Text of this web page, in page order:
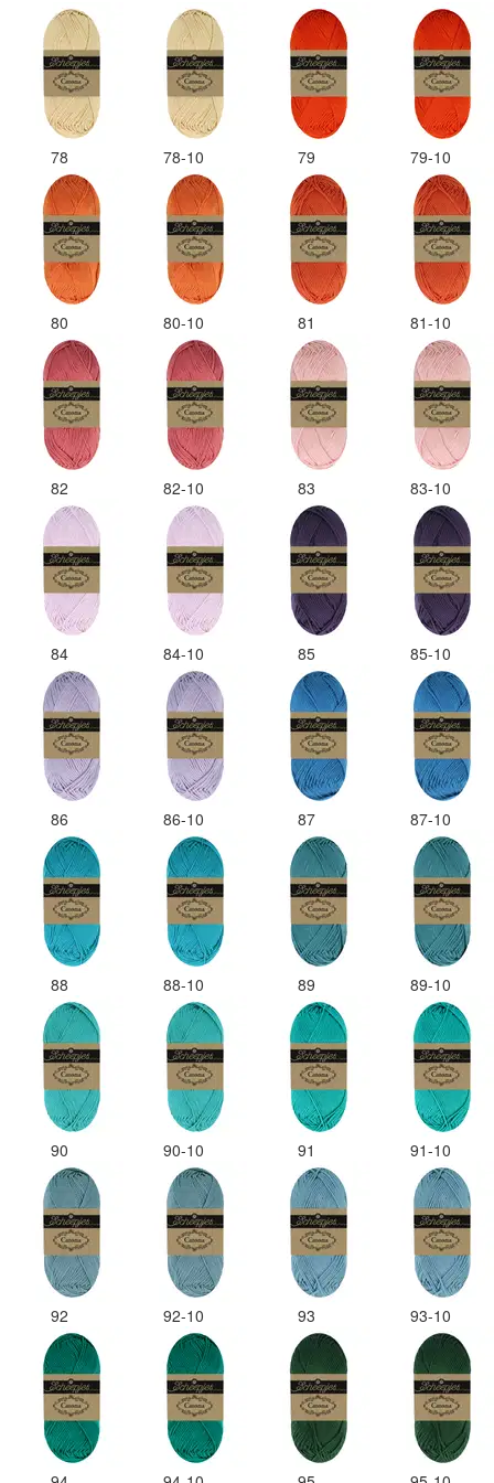
78 78-10 79 79-10
80 80-10 81 81-10
82 82-10 83 83-10
84 84-10 85 85-10
86 86-10 87 87-10
88 88-10 89 89-10
90 90-10 91 91-10
92 92-10 93 93-10